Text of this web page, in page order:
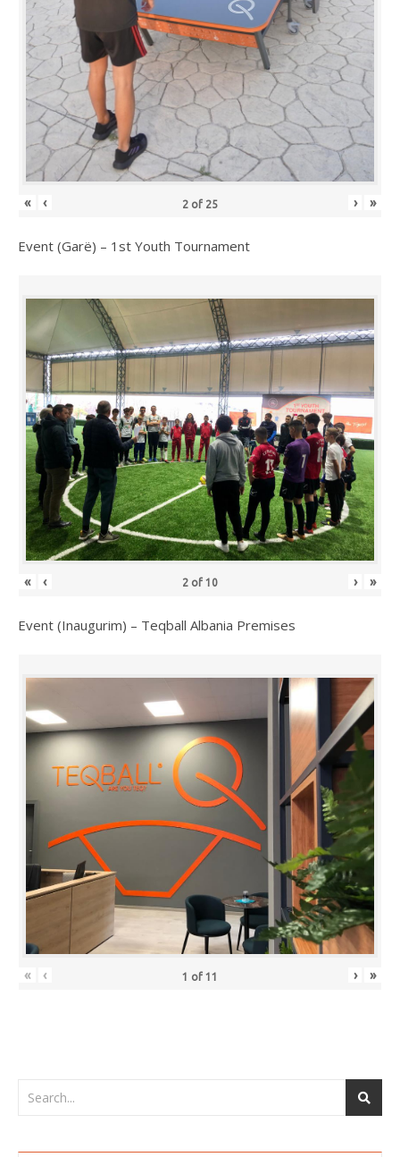
« ‹ 2 of 25 › »
Event (Garë) – 1st Youth Tournament
« ‹ 2 of 10 › »
Event (Inaugurim) – Teqball Albania Premises
« ‹ 1 of 11 › »